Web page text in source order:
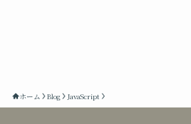
ホーム Blog JavaScript